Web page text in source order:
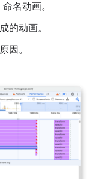
名动画。
的动画。
因。